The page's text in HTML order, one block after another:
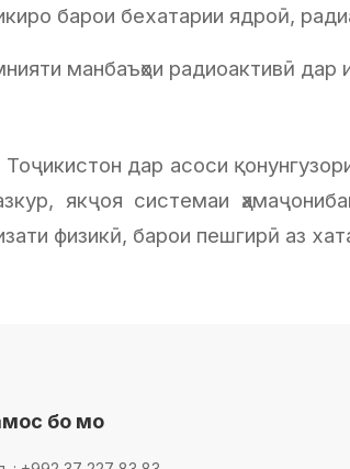
барои бехатарии ядроӣ,
манбаъҳои радиоактивӣ дар
дар асоси
якҷоя системаи
физикӣ, барои пешгирӣ аз
бо мо